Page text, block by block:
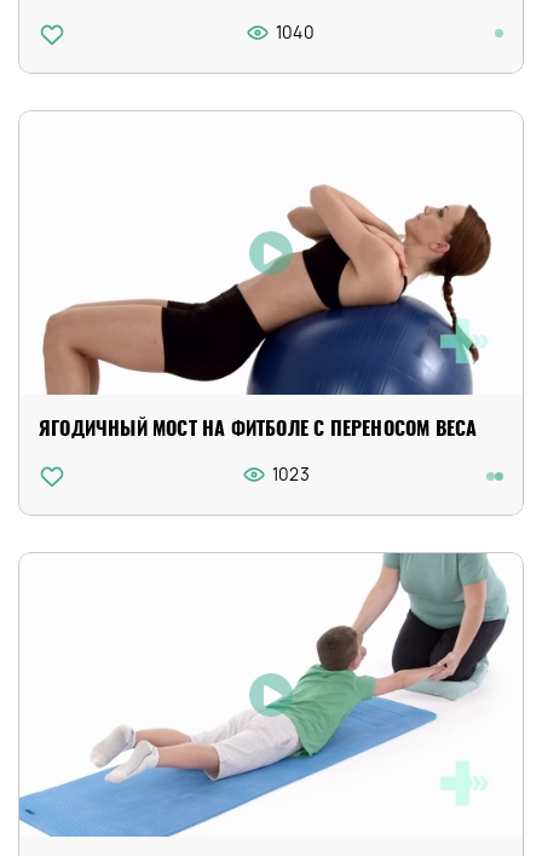
1040
ЯГОДИЧНЫЙ МОСТ НА ФИТБОЛЕ С ПЕРЕНОСОМ ВЕСА
1023